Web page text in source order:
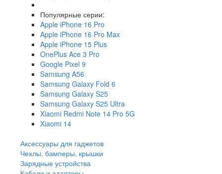
Популярные серии:
Apple iPhone 16 Pro
Apple iPhone 16 Pro Max
Apple iPhone 15 Plus
OnePlus Ace 3 Pro
Google Pixel 9
Samsung A56
Samsung Galaxy Fold 6
Samsung Galaxy S25
Samsung Galaxy S25 Ultra
Xiaomi Redmi Note 14 Pro 5G
Xiaomi 14
Аксессуары для гаджетов
Чехлы, бамперы, крышки
Зарядные устройства